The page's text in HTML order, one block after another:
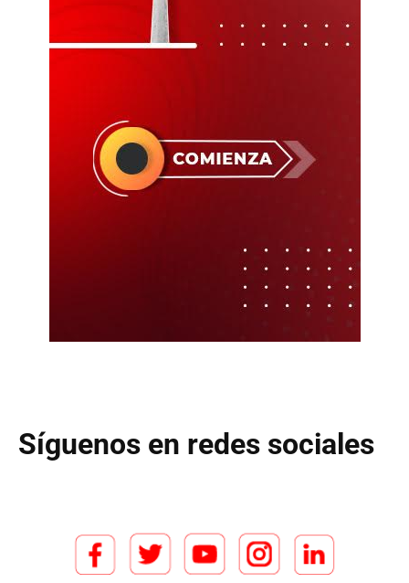
Síguenos en redes sociales